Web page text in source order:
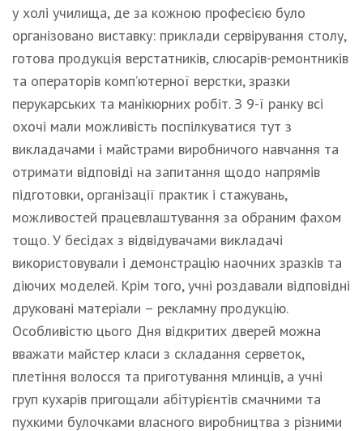
у холі училища, де за кожною професією було
організовано виставку: приклади сервірування столу,
готова продукція верстатників, слюсарів-ремонтників
та операторів комп’ютерної верстки, зразки
перукарських та манікюрних робіт. З 9-ї ранку всі
охочі мали можливість поспілкуватися тут з
викладачами і майстрами виробничого навчання та
отримати відповіді на запитання щодо напрямів
підготовки, організації практик і стажувань,
можливостей працевлаштування за обраним фахом
тощо. У бесідах з відвідувачами викладачі
використовували і демонстрацію наочних зразків та
діючих моделей. Крім того, учні роздавали відповідні
друковані матеріали – рекламну продукцію.
Особливістю цього Дня відкритих дверей можна
вважати майстер класи з складання серветок,
плетіння волосся та приготування млинців, а учні
груп кухарів пригощали абітурієнтів смачними та
пухкими булочками власного виробництва з різними